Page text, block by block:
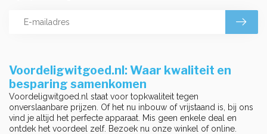
Voordeligwitgoed.nl: Waar kwaliteit en
besparing samenkomen
Voordeligwitgoed.nl staat voor topkwaliteit tegen
onverslaanbare prijzen. Of het nu inbouw of vrijstaand is, bij ons
vind je altijd het perfecte apparaat. Mis geen enkele deal en
ontdek het voordeel zelf. Bezoek nu onze winkel of online.